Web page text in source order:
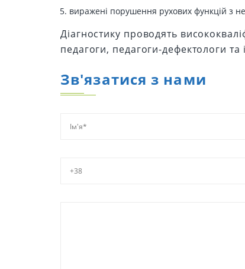
виражені порушення рухових функцій з
Діагностику проводять
педагоги, педагоги-дефектологи та
Зв'язатися з нами